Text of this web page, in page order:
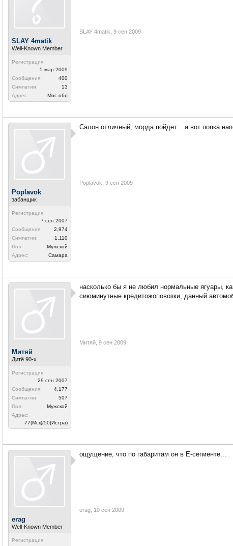
SLAY 4matik
Well-Known Member
Регистрация:
5 мар 2009
Сообщения:
400
Симпатии:
13
Адрес:
Мос.обл
SLAY 4matik 9 сен 2009
Poplavok
забанщик
Регистрация:
7 сен 2007
Сообщения:
2,974
Симпатии:
1,110
Пол:
Мужской
Адрес:
Самара
Салон отличный, морда пойдет....а вот попка
Poplavok 9 сен 2009
Митяй
Дитё 90-х
Регистрация:
29 сен 2007
Сообщения:
4,177
Симпатии:
507
Пол:
Мужской
Адрес:
77(Мск)/50(Истра)
насколько бы я не любил нормальные ягуары,
сиюминутные кредитожоповозки, данный
Митяй 9 сен 2009
erag
Well-Known Member
Регистрация:
ощущение, что по габаритам он в Е-сегменте...
erag 10 сен 2009